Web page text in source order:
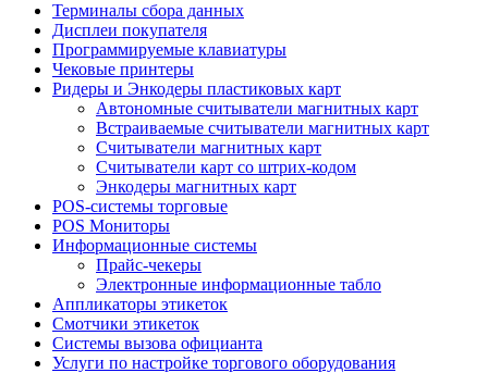
Терминалы сбора данных
Дисплеи покупателя
Программируемые клавиатуры
Чековые принтеры
Ридеры и Энкодеры пластиковых карт
Автономные считыватели магнитных карт
Встраиваемые считыватели магнитных карт
Считыватели магнитных карт
Считыватели карт со штрих-кодом
Энкодеры магнитных карт
POS-системы торговые
POS Мониторы
Информационные системы
Прайс-чекеры
Электронные информационные табло
Аппликаторы этикеток
Смотчики этикеток
Системы вызова официанта
Услуги по настройке торгового оборудования